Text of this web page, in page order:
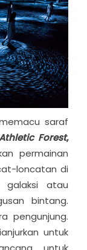
saraf
Forest,
permainan
loncatan di
galaksi atau
bintang.
pengunjung.
untuk